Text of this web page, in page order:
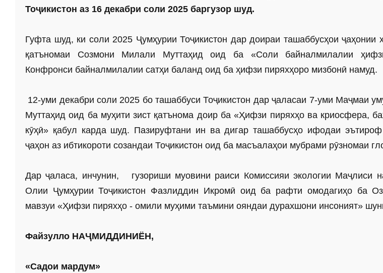
Тоҷикистон аз 16 декабри соли 2025 баргузор шуд.
Гуфта шуд, ки соли 2025 Ҷумҳурии Тоҷикистон дар доираи ташаббусҳои ҷаҳонии
қатъномаи Созмони Милали Муттаҳид оид ба «Соли байналмилалии
Конфронси байналмилалии сатҳи баланд оид ба ҳифзи пиряхҳоро мизбонӣ намуд.
12-уми декабри соли 2025 бо ташаббуси Тоҷикис­тон дар ҷаласаи 7-уми Маҷмаи
Муттаҳид оид ба муҳити зист қатънома доир ба «Ҳифзи ­пиряхҳо ва криосфера,
кӯҳӣ» қабул карда шуд. Пазируфтани ин ва дигар ташаббусҳо ифодаи
ҷаҳон аз ибтикороти созандаи Тоҷикистон оид ба масъалаҳои мубрами рӯзномаи
Дар ҷаласа, инчунин, гузориши муовини раиси Комиссияи экологии Маҷлиси
Олии Ҷумҳурии Тоҷикистон Фазлиддин Икромӣ оид ба рафти омодагиҳо ба
мавзуи «Ҳифзи пиряхҳо - омили муҳими таъмини ояндаи дурахшони инсоният»
Файзулло НАҶМИДДИНИЁН,
«Садои мардум»